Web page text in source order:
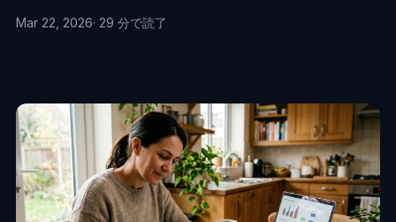
Mar 22, 2026· 29 分で読了